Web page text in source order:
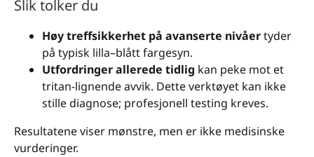
Slik tolker du
Høy treffsikkerhet på avanserte nivåertyder
på typisk lilla–blått fargesyn.
Utfordringer allerede tidlig kan peke mot et
tritan-lignende avvik. Dette verktøyet kan ikke
stille diagnose; profesjonell testing kreves.
Resultatene viser mønstre, men er ikke medisinske
vurderinger.